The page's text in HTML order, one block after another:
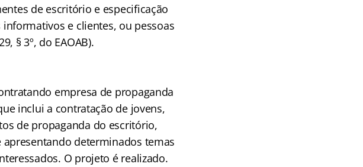
de escritório e especificação
e clientes, ou pessoas
§ 3º, do EAOAB).
empresa de propaganda
inclui a contratação de jovens,
de propaganda do escritório,
determinados temas
O projeto é realizado.